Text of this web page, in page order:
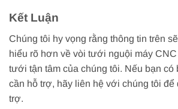
Kết Luận
Chúng tôi hy vọng rằng thông tin trên
hiểu rõ hơn về vòi tưới nguội máy
tưới tận tâm của chúng tôi. Nếu bạn có
cần hỗ trợ, hãy liên hệ với chúng tôi
trợ.